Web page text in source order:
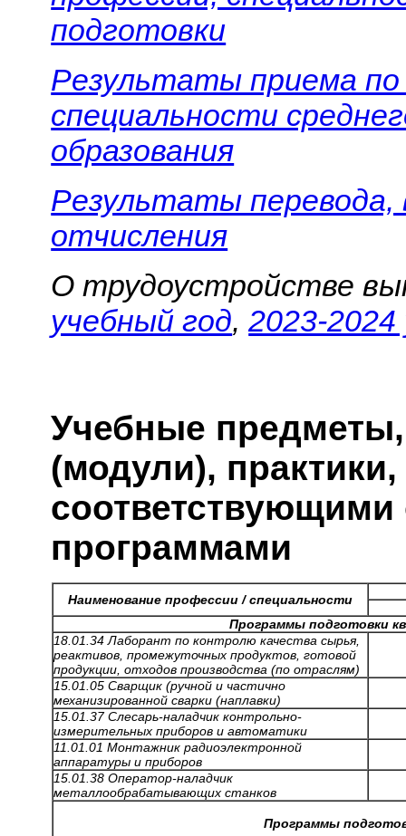
подготовки
Результаты приема по
специальности
образования
Результаты перевода,
отчисления
О трудоустройстве
учебный год,2023-
Учебные
(модули),
программами
Наименование профессии / специальности
Программы подготовки
18.01.34 Лаборант по контролю качества сырья,
реактивов, промежуточных продуктов, готовой
продукции, отходов производства (по отраслям)
15.01.05 Сварщик (ручной и частично
механизированной сварки (наплавки)
15.01.37 Слесарь-наладчик контрольно-
измерительных приборов и автоматики
11.01.01 Монтажник радиоэлектронной
аппаратуры и приборов
15.01.38 Оператор-наладчик
металлообрабатывающих станков
Программы